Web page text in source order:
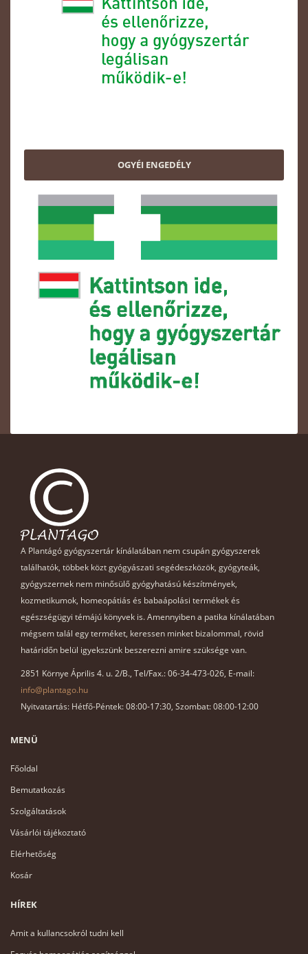
OGYÉI ENGEDÉLY
A Plantágó gyógyszertár kínálatában nem csupán gyógyszerek
találhatók, többek közt gyógyászati segédeszközök, gyógyteák,
gyógyszernek nem minősülő gyógyhatású készítmények,
kozmetikumok, homeopátiás és babaápolási termékek és
egészségügyi témájú könyvek is. Amennyiben a patika kínálatában
mégsem talál egy terméket, keressen minket bizalommal, rövid
határidőn belül igyekszünk beszerezni amire szüksége van.
2851 Környe Április 4. u. 2/B., Tel/Fax.: 06-34-473-026, E-mail:
info@plantago.hu
Nyitvatartás: Hétfő-Péntek: 08:00-17:30, Szombat: 08:00-12:00
MENÜ
Főoldal
Bemutatkozás
Szolgáltatások
Vásárlói tájékoztató
Elérhetőség
Kosár
HÍREK
Amit a kullancsokról tudni kell